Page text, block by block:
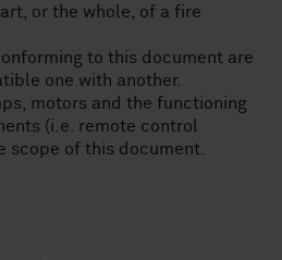
or the whole, of a fire
to this document are
one with another.
motors and the functioning
(i.e. remote control
scope of this document.